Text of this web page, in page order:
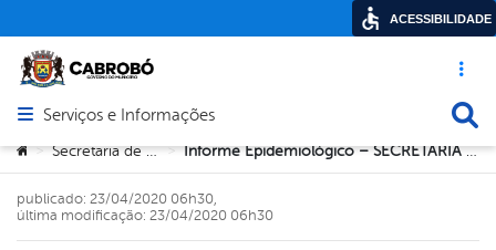
Acesso
Abrir menu principal de navegação
Serviços e Informações
Você está aqui:
> Secretaria de Saúde > Informe Epidemiológico – SECRETARIA DE SAÚDE DE CABROBÓ – 23/04/2020
publicado: 23/04/2020 06h30,
última modificação: 23/04/2020 06h30
ACESSIBILIDADE